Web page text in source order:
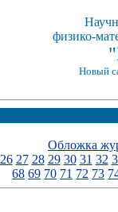
физико-
Новый
Обложка
26 27 28 29 30 31 32
68 69 70 71 72 73